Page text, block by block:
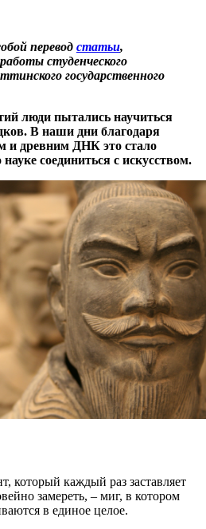
перевод статьи,
студенческого
государственного
люди пытались научиться
В наши дни благодаря
и древним ДНК это стало
соединиться с искусством.
который каждый раз заставляет
замереть, – миг, в котором
в единое целое.